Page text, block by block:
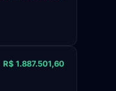
R$ 1.887.501,60